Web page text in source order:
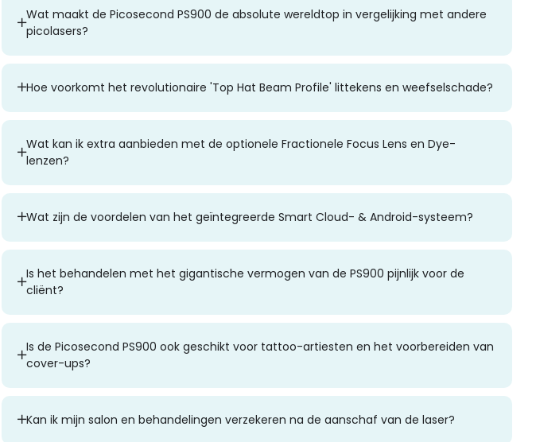
Wat maakt de Picosecond PS900 de absolute wereldtop in vergelijking met andere
picolasers?
Hoe voorkomt het revolutionaire 'Top Hat Beam Profile' littekens en weefselschade?
Wat kan ik extra aanbieden met de optionele Fractionele Focus Lens en Dye-
lenzen?
Wat zijn de voordelen van het geïntegreerde Smart Cloud- & Android-systeem?
Is het behandelen met het gigantische vermogen van de PS900 pijnlijk voor de
cliënt?
Is de Picosecond PS900 ook geschikt voor tattoo-artiesten en het voorbereiden van
cover-ups?
Kan ik mijn salon en behandelingen verzekeren na de aanschaf van de laser?